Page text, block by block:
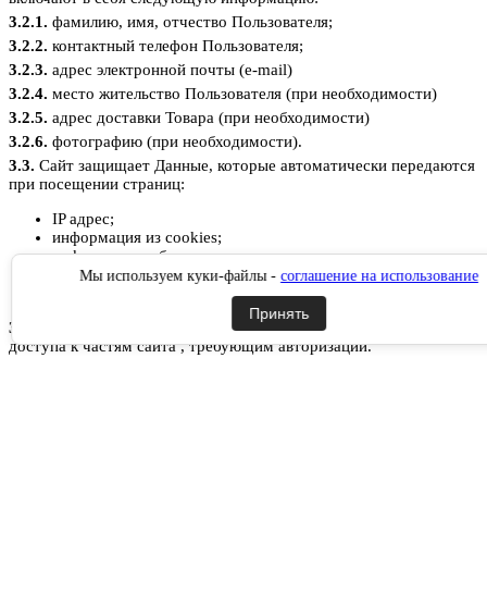
3.2.1. фамилию, имя, отчество Пользователя;
3.2.2. контактный телефон Пользователя;
3.2.3. адрес электронной почты (e-mail)
3.2.4. место жительство Пользователя (при необходимости)
3.2.5. адрес доставки Товара (при необходимости)
3.2.6. фотографию (при необходимости).
3.3. Сайт защищает Данные, которые автоматически передаются
при посещении страниц:
IP адрес;
информация из cookies;
информация о браузере
время доступа;
реферер (адрес предыдущей страницы).
3.3.1.
Отключение cookies может повлечь невозможность
доступа к частям сайта , требующим авторизации.
Мы используем куки-файлы - соглашение на использование
Принять